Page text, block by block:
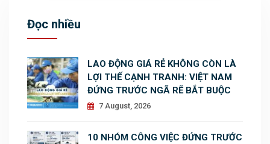
Đọc nhiều
LAO ĐỘNG GIÁ RẺ KHÔNG CÒN LÀ
LỢI THẾ CẠNH TRANH: VIỆT NAM
ĐỨNG TRƯỚC NGÃ RẼ BẮT BUỘC
7 August, 2026
10 NHÓM CÔNG VIỆC ĐỨNG TRƯỚC